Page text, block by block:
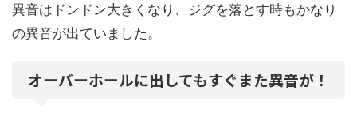
異音はドンドン大きくなり、ジグを落とす時もかなり
の異音が出ていました。
オーバーホールに出してもすぐまた異音が！